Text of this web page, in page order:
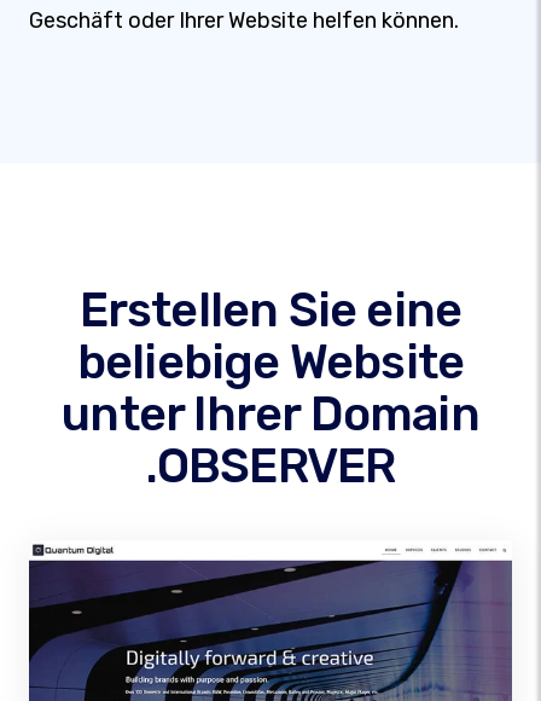
Geschäft oder Ihrer Website helfen können.
Erstellen Sie eine
beliebige Website
unter Ihrer Domain
.OBSERVER